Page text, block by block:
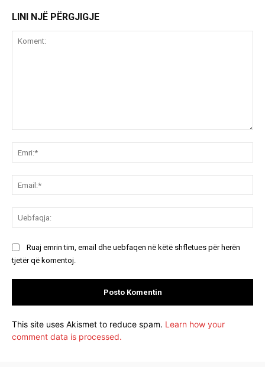
LINI NJË PËRGJIGJE
Ruaj emrin tim, email dhe uebfaqen në këtë shfletues për herën
tjetër që komentoj.
This site uses Akismet to reduce spam. Learn how your
comment data is processed.